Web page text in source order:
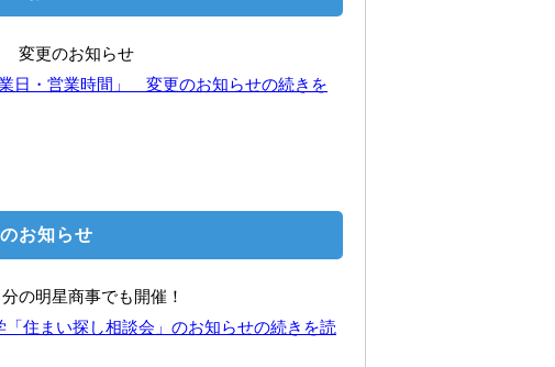
変更のお知らせ
日・営業時間」 変更のお知らせの続きを
お知らせ
の明星商事でも開催！
「住まい探し相談会」のお知らせの続きを読